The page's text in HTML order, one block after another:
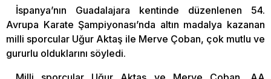
İspanya’nın Guadalajara kentinde düzenlenen 54.
Avrupa Karate Şampiyonası’nda altın madalya kazanan
milli sporcular Uğur Aktaş ile Merve Çoban, çok mutlu ve
gururlu olduklarını söyledi.